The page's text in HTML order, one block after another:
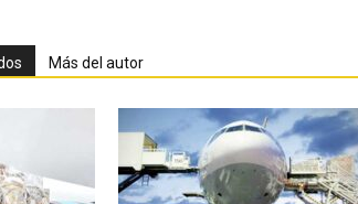
Más del autor